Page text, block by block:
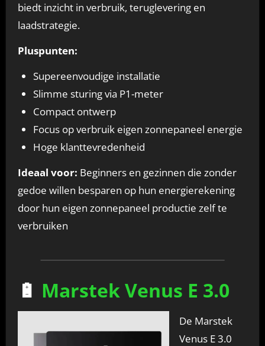
biedt inzicht in verbruik, teruglevering en
laadstrategie.
Pluspunten:
Supereenvoudige installatie
Slimme sturing via P1-meter
Compact ontwerp
Focus op verbruik eigen zonnepaneel energie
Hoge klanttevredenheid
Ideaal voor: Beginners en gezinnen die zonder
gedoe willen besparen op hun energierekening
door hun eigen zonnepaneel productie zelf te
verbruiken
🔋 Marstek Venus E 3.0
De Marstek
Venus E 3.0